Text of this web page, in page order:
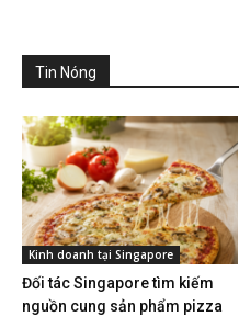
Tin Nóng
Kinh doanh tại Singapore
Đối tác Singapore tìm kiếm
nguồn cung sản phẩm pizza